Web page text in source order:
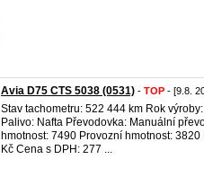
Avia D75 CTS 5038 (0531) - TOP - [9.8.
Stav tachometru: 522 444 km Rok
Palivo: Nafta Převodovka: Manuální
hmotnost: 7490 Provozní hmotnost:
Kč Cena s DPH: 277 ...